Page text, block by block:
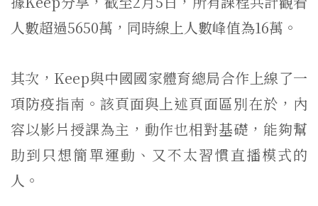
人數超過5650萬，同時線上人數峰值為16萬。
其次，Keep與中國國家體育總局合作上線了一
項防疫指南。該頁面與上述頁面區別在於，內
容以影片授課為主，動作也相對基礎，能夠幫
助到只想簡單運動、又不太習慣直播模式的
人。